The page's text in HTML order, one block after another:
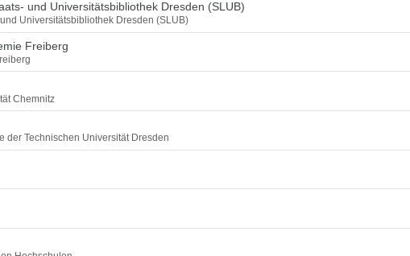
und Universitätsbibliothek Dresden (SLUB)
Universitätsbibliothek Dresden (SLUB)
Freiberg
Chemnitz
der Technischen Universität Dresden